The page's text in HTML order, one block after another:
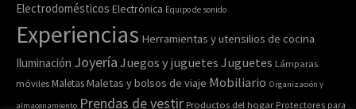
Electrodomésticos Electrónica Equipo de sonido
Experiencias Herramientas y utensilios de cocina
Iluminación Joyería Juegos y juguetes Juguetes Lámparas
móviles MaletasMaletas y bolsos de viaje Mobiliario Organización y
almacenamiento Prendas de vestir Productos del hogar Protectores para